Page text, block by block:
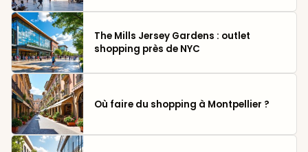
The Mills Jersey Gardens : outlet
shopping près de NYC
Où faire du shopping à Montpellier ?